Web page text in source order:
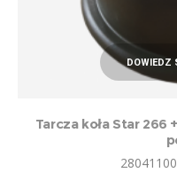
DOWIEDZ
Tarcza koła Star